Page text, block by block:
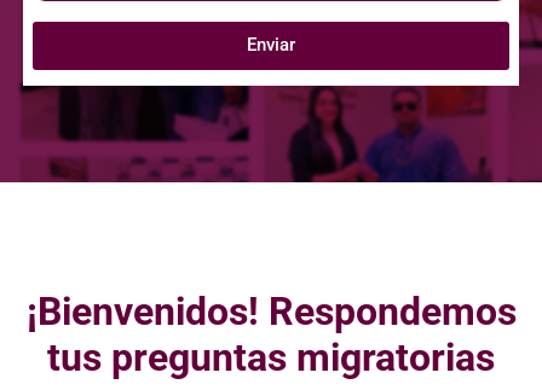
Enviar
¡Bienvenidos! Respondemos
tus preguntas migratorias